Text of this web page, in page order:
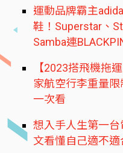
運動品牌霸主
鞋！Superstar、
Samba連
【2023搭飛機拖
家航空行李重量
一次看
想入手人生第一
文看懂自己適不